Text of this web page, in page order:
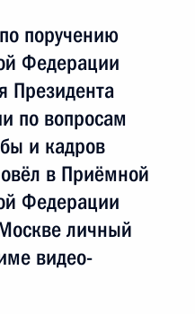
поручению
Федерации
Президента
по вопросам
и кадров
в Приёмной
Федерации
личный
видео-